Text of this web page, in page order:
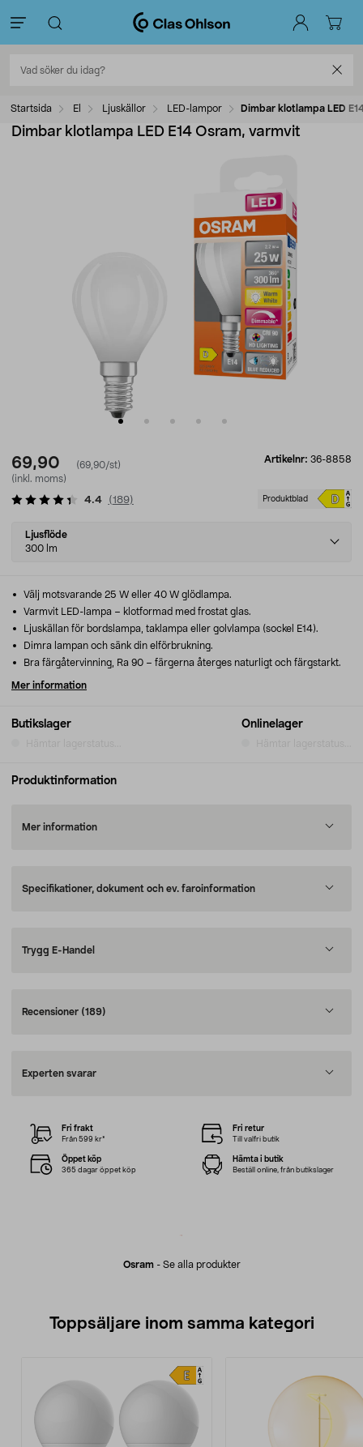
Startsida El Ljuskällor LED-lampor Dimbar klotlampa LED
Dimbar klotlampa LED E14 Osram, varmvit
69,90
(69,90/st)
(inkl. moms)
Artikelnr: 36-8858
Produktblad
4.4 (189)
Select
variant
Ljusflöde
300 lm
Butikslager Onlinelager
Välj motsvarande 25 W eller 40 W glödlampa.
Varmvit LED-lampa – klotformad med frostat glas.
Ljuskällan för bordslampa, taklampa eller golvlampa (sockel E14).
Dimra lampan och sänk din elförbrukning.
Bra färgåtervinning, Ra 90 – färgerna återges naturligt och färgstarkt.
Mer information
Produktinformation
Mer information
Specifikationer, dokument och ev. faroinformation
Trygg E-Handel
Recensioner (189)
Experten svarar
Osram- Se alla produkter
Fri frakt
Från 599 kr*
Fri retur
Till valfri butik
Öppet köp
365 dagar öppet köp
Hämta i butik
Beställ online, från butikslager
Toppsäljare inom samma kategori